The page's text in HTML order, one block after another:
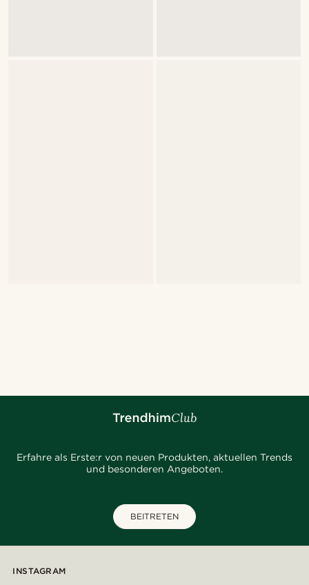
Erfahre als Erste:r von neuen Produkten, aktuellen Trends
und besonderen Angeboten.
BEITRETEN
INSTAGRAM